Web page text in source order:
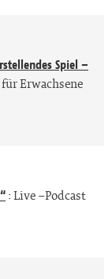
Spiel –
Erwachsene
:Live –Podcast